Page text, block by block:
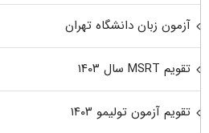
آزمون زبان دانشگاه تهران
تقویم MSRT سال ۱۴۰۳
تقویم آزمون تولیمو ۱۴۰۳